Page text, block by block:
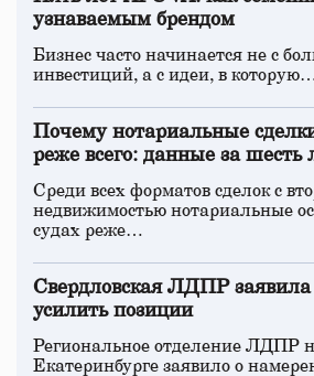
узнаваемым брендом
Бизнес часто начинается не с
инвестиций, а с идеи, в
Почему нотариальные
реже всего: данные за шесть
Среди всех форматов сделок с
недвижимостью нотариальные
судах реже…
Свердловская ЛДПР
усилить позиции
Региональное отделение ЛДПР
Екатеринбурге заявило о